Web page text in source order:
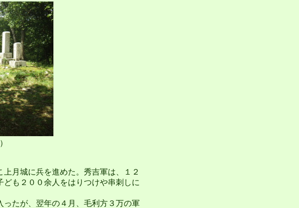
月城に兵を進めた。秀吉軍は、１２
も２００余人をはりつけや串刺しに
たが、翌年の４月、毛利方３万の軍